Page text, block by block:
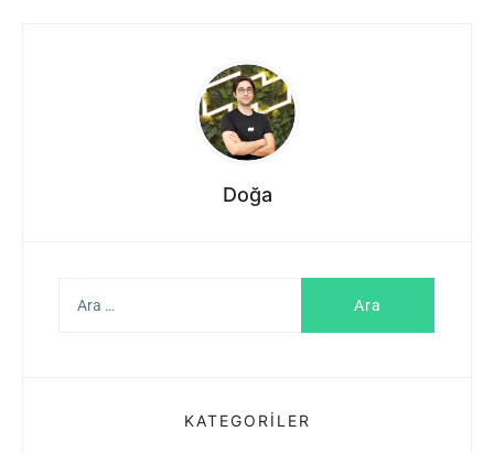
Doğa
KATEGORILER